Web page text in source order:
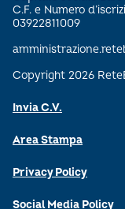
C.F. e Numero
03922811009
Copyright 2026
Invia C.V.
Area Stampa
Privacy Policy
Social Media Policy